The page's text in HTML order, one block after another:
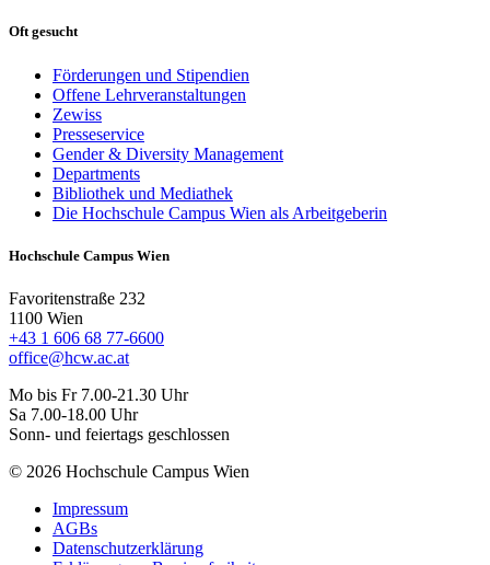
Oft gesucht
Förderungen und Stipendien
Offene Lehrveranstaltungen
Zewiss
Presseservice
Gender & Diversity Management
Departments
Bibliothek und Mediathek
Die Hochschule Campus Wien als Arbeitgeberin
Hochschule Campus Wien
Favoritenstraße 232
1100 Wien
+43 1 606 68 77-6600
office@hcw.ac.at
Mo bis Fr 7.00-21.30 Uhr
Sa 7.00-18.00 Uhr
Sonn- und feiertags geschlossen
© 2026 Hochschule Campus Wien
Impressum
AGBs
Datenschutzerklärung